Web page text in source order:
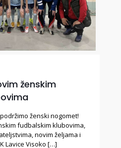
ženskim
ženski nogomet!
fudbalskim klubovima,
novim željama i
Lavice Visoko […]